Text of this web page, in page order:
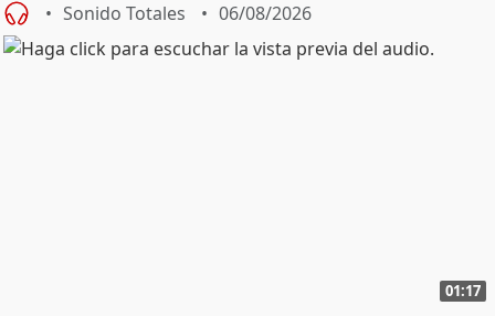
Sonido Totales 06/08/2026
01:17